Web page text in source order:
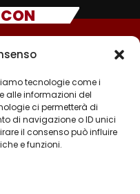
tecnologie come i
alle informazioni del
ci permetterà di
di navigazione o ID unici
il consenso può influire
e funzioni.